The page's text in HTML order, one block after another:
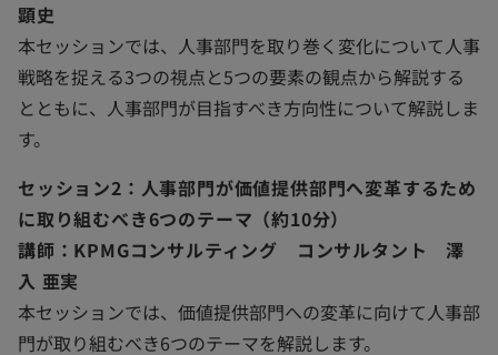
顕史
本セッションでは、人事部門を取り巻く変化について人事
戦略を捉える3つの視点と5つの要素の観点から解説する
とともに、人事部門が目指すべき方向性について解説しま
す。
セッション2：人事部門が価値提供部門へ変革するため
に取り組むべき6つのテーマ（約10分）
講師：KPMGコンサルティング コンサルタント 澤
入 亜実
本セッションでは、価値提供部門への変革に向けて人事部
門が取り組むべき6つのテーマを解説します。